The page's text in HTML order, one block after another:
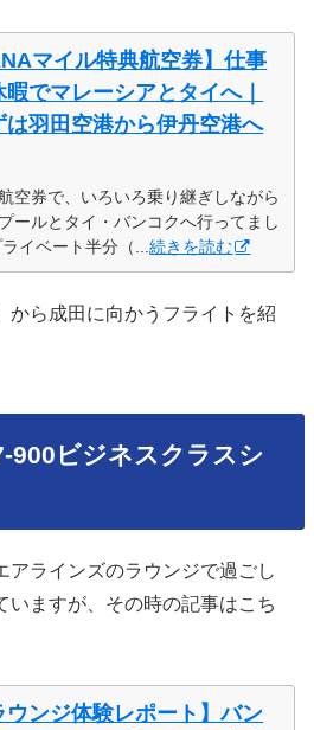
マイル特典航空券】仕事
暇でマレーシアとタイへ｜
は羽田空港から伊丹空港へ
空券で、いろいろ乗り継ぎしながら
ールとタイ・バンコクへ行ってまし
イベート半分（...続きを読む
から成田に向かうフライトを紹
900ビジネスクラスシ
アラインズのラウンジで過ごし
いますが、その時の記事はこち
ウンジ体験レポート】バン